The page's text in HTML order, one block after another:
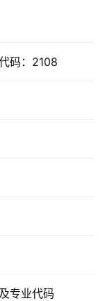
码：2108
专业代码